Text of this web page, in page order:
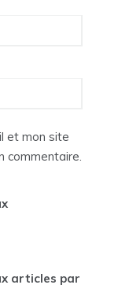
et mon site
commentaire.
articles par